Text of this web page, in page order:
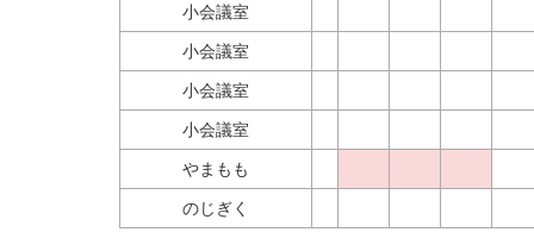
小会議室
小会議室
小会議室
小会議室
やまもも
のじぎく